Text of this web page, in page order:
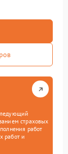
страховых
работ
работ и